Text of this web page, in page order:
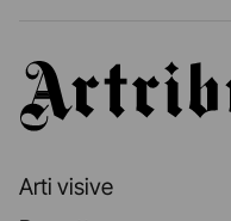
Artribune
Arti visive